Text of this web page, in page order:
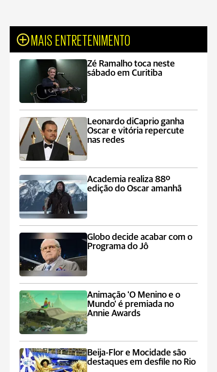
MAIS ENTRETENIMENTO
Zé Ramalho toca neste
sábado em Curitiba
Leonardo diCaprio ganha
Oscar e vitória repercute
nas redes
Academia realiza 88º
edição do Oscar amanhã
Globo decide acabar com o
Programa do Jô
Animação 'O Menino e o
Mundo' é premiada no
Annie Awards
Beija-Flor e Mocidade são
destaques em desfile no Rio